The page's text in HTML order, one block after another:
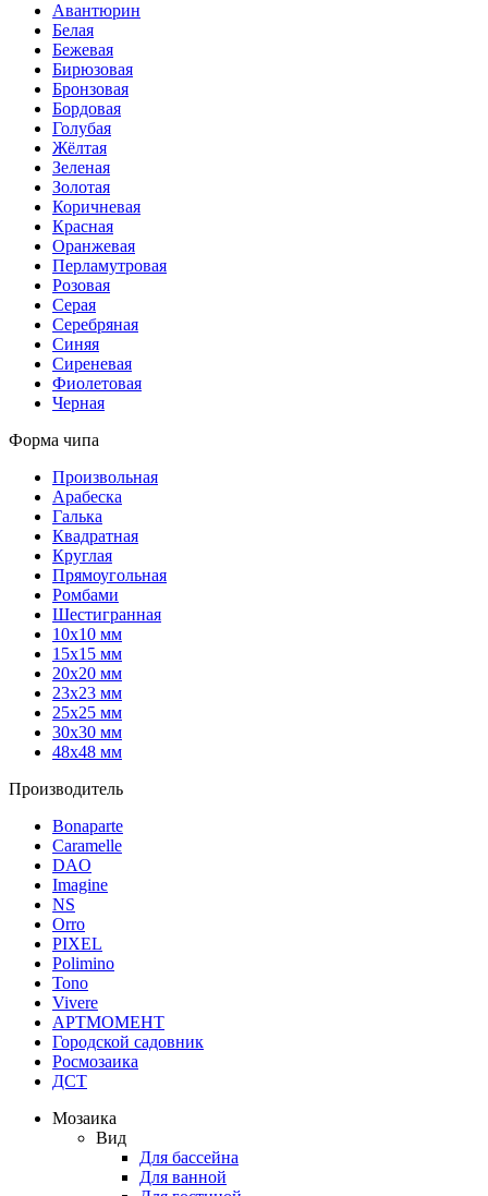
Авантюрин
Белая
Бежевая
Бирюзовая
Бронзовая
Бордовая
Голубая
Жёлтая
Зеленая
Золотая
Коричневая
Красная
Оранжевая
Перламутровая
Розовая
Серая
Серебряная
Синяя
Сиреневая
Фиолетовая
Черная
Форма чипа
Произвольная
Арабеска
Галька
Квадратная
Круглая
Прямоугольная
Ромбами
Шестигранная
10х10 мм
15х15 мм
20х20 мм
23х23 мм
25х25 мм
30х30 мм
48х48 мм
Производитель
Bonaparte
Caramelle
DAO
Imagine
NS
Orro
PIXEL
Polimino
Tono
Vivere
АРТМОМЕНТ
Городской садовник
Росмозаика
ДСТ
Мозаика
Вид
Для бассейна
Для ванной